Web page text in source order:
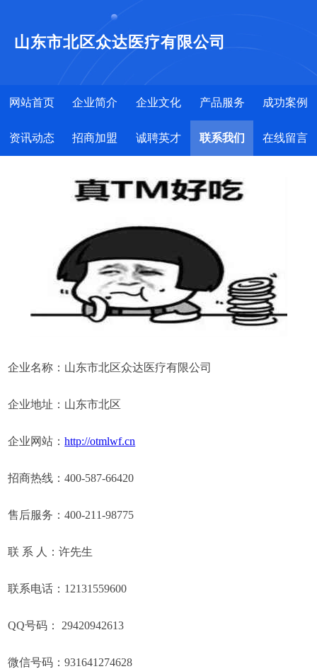
山东市北区众达医疗有限公司
网站首页 企业简介 企业文化 产品服务 成功案例
资讯动态 招商加盟 诚聘英才 联系我们 在线留言
企业名称：山东市北区众达医疗有限公司
企业地址：山东市北区
企业网站：http://otmlwf.cn
招商热线：400-587-66420
售后服务：400-211-98775
联 系 人：许先生
联系电话：12131559600
QQ号码： 29420942613
微信号码：931641274628